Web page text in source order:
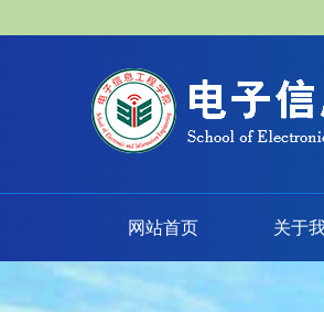
网站首页 关于